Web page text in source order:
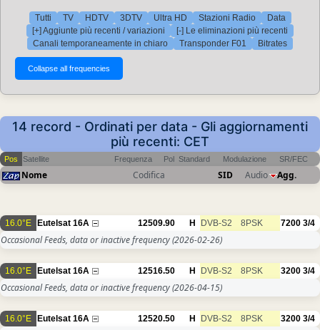
Tutti TV HDTV 3DTV Ultra HD Stazioni Radio
Data
[+] Aggiunte più recenti / variazioni
[-] Le eliminazioni più recenti
Canali temporaneamente in chiaro
Transponder F01 Bitrates
14 record - Ordinati per data - Gli aggiornamenti
più recenti: CET
Pos Satellite Frequenza Pol Standard Modulazione SR/FEC
Nome Codifica SID Audio Agg.
16.0°E Eutelsat 16A 12509.90 H DVB-S2 8PSK 7200 3/4
Occasional Feeds, data or inactive frequency(2026-02-26)
16.0°E Eutelsat 16A 12516.50 H DVB-S2 8PSK 3200 3/4
Occasional Feeds, data or inactive frequency(2026-04-15)
16.0°E Eutelsat 16A 12520.50 H DVB-S2 8PSK 3200 3/4